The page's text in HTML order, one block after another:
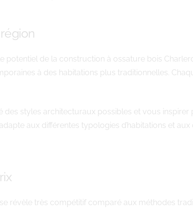
potentiel de la construction à ossature bois
à des habitations plus traditionnelles.
des styles architecturaux possibles et vous
aux différentes typologies d’habitations et
révèle très compétitif comparé aux méthodes